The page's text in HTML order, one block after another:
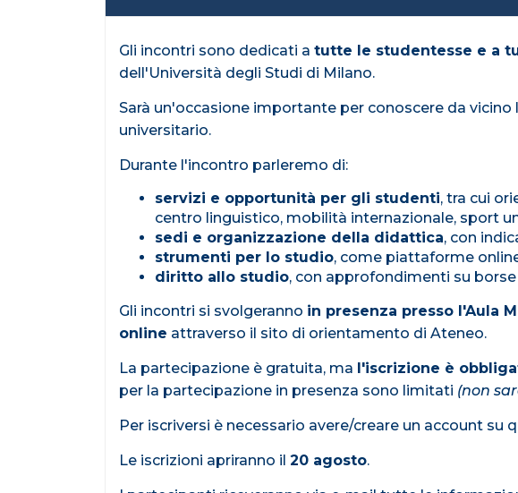
Gli incontri sono dedicati a tutte le studentesse e a
dell'Università degli Studi di Milano.
Sarà un'occasione importante per conoscere da
universitario.
Durante l'incontro parleremo di:
servizi e opportunità per gli studenti, tra cui
centro linguistico, mobilità internazionale, sport
sedi e organizzazione della didattica, con
strumenti per lo studio, come piattaforme
diritto allo studio, con approfondimenti su
Gli incontri si svolgeranno in presenza presso l'Aula
online attraverso il sito di orientamento di Ateneo.
La partecipazione è gratuita, ma l'iscrizione è
per la partecipazione in presenza sono limitati (non
Per iscriversi è necessario avere/creare un account
Le iscrizioni apriranno il 20 agosto.